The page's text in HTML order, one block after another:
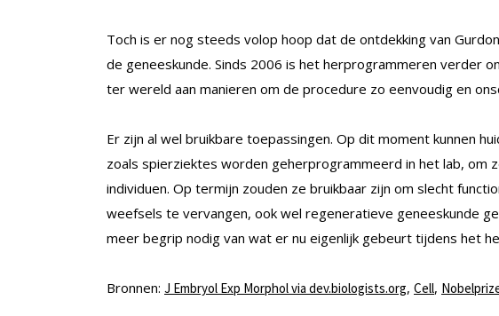
Toch is er nog steeds volop hoop dat de ontdekking van
de geneeskunde. Sinds 2006 is het herprogrammeren verder
ter wereld aan manieren om de procedure zo eenvoudig en
Er zijn al wel bruikbare toepassingen. Op dit moment kunnen
zoals spierziektes worden geherprogrammeerd in het lab, om
individuen. Op termijn zouden ze bruikbaar zijn om slecht
weefsels te vervangen, ook wel regeneratieve geneeskunde
meer begrip nodig van wat er nu eigenlijk gebeurt tijdens het
Bronnen: J Embryol Exp Morphol via dev.biologists.org, Cell,